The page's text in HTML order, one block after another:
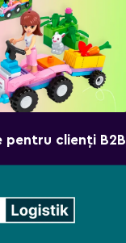
pentru clienți B2B